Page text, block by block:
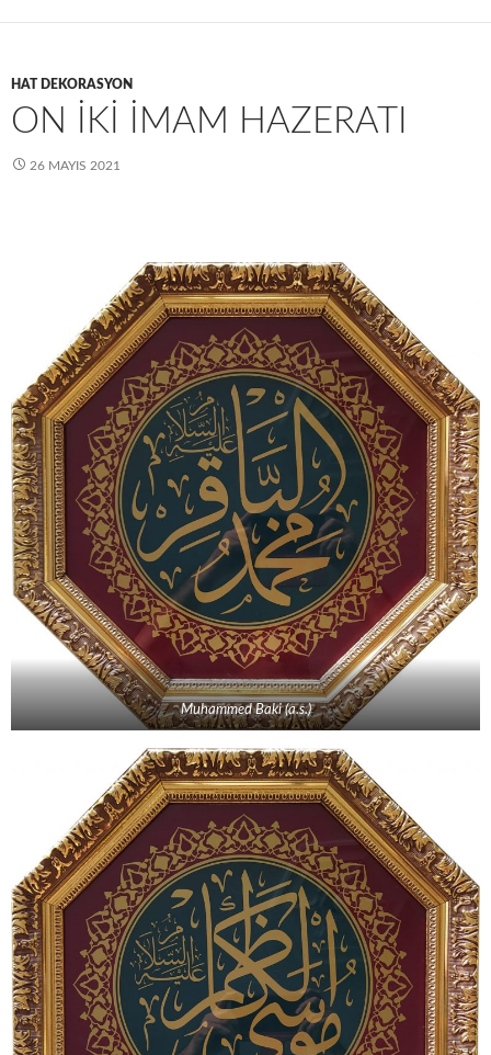
HAT DEKORASYON
ON IKI IMAM HAZERATI
26 MAYIS 2021
Muhammed Baki (a.s.)